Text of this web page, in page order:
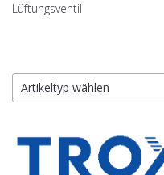
Lüftungsventil
Artikeltyp wählen